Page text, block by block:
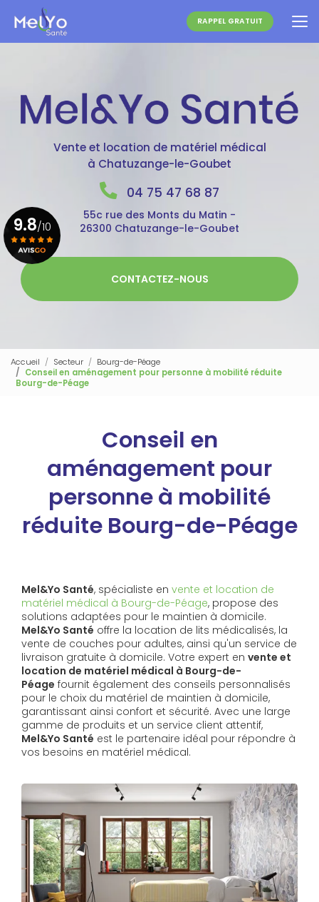
contenu
principal
RAPPEL GRATUIT
Vente et location de matériel médical
à Chatuzange-le-Goubet
04 75 47 68 87
55c rue des Monts du Matin -
26300 Chatuzange-le-Goubet
CONTACTEZ-NOUS
9.8/10
Voir le certificat
Accueil Secteur
Bourg-de-Péage
Conseil en aménagement pour personne à mobilité réduite
Bourg-de-Péage
Conseil en
aménagement pour
personne à mobilité
réduite Bourg-de-Péage
Mel&Yo Santé, spécialiste en vente et location de
matériel médical à Bourg-de-Péage, propose des
solutions adaptées pour le maintien à domicile.
Mel&Yo Santé offre la location de lits médicalisés, la
vente de couches pour adultes, ainsi qu'un service de
livraison gratuite à domicile. Votre expert en vente et
location de matériel médical à Bourg-de-
Péage fournit également des conseils personnalisés
pour le choix du matériel de maintien à domicile,
garantissant ainsi confort et sécurité. Avec une large
gamme de produits et un service client attentif,
Mel&Yo Santé est le partenaire idéal pour répondre à
vos besoins en matériel médical.